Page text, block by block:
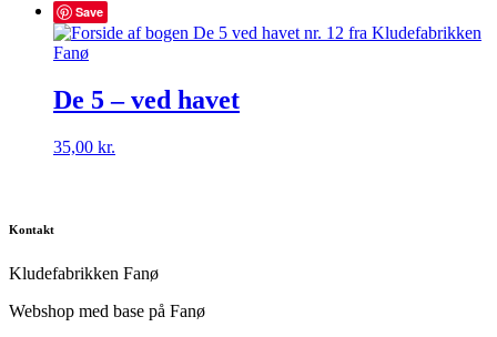
Save
De 5 – ved havet
35,00 kr.
Kontakt
Kludefabrikken Fanø
Webshop med base på Fanø